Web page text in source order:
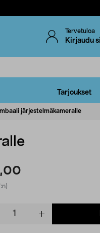
Tervetuloa
Kirjaudu
Tarjoukset
järjestelmäkameralle